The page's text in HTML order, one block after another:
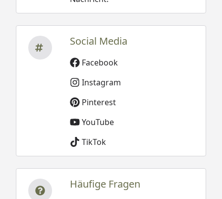
Social Media
Facebook
Instagram
Pinterest
YouTube
TikTok
Häufige Fragen